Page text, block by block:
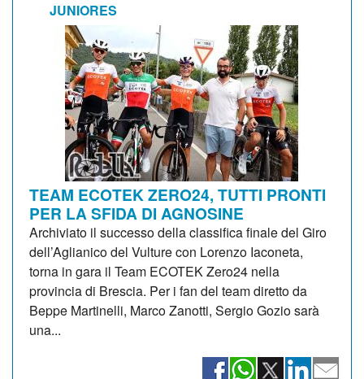
JUNIORES
TEAM ECOTEK ZERO24, TUTTI PRONTI
PER LA SFIDA DI AGNOSINE
Archiviato il successo della classifica finale del Giro
dell’Aglianico del Vulture con Lorenzo Iaconeta,
torna in gara il Team ECOTEK Zero24 nella
provincia di Brescia. Per i fan del team diretto da
Beppe Martinelli, Marco Zanotti, Sergio Gozio sarà
una...